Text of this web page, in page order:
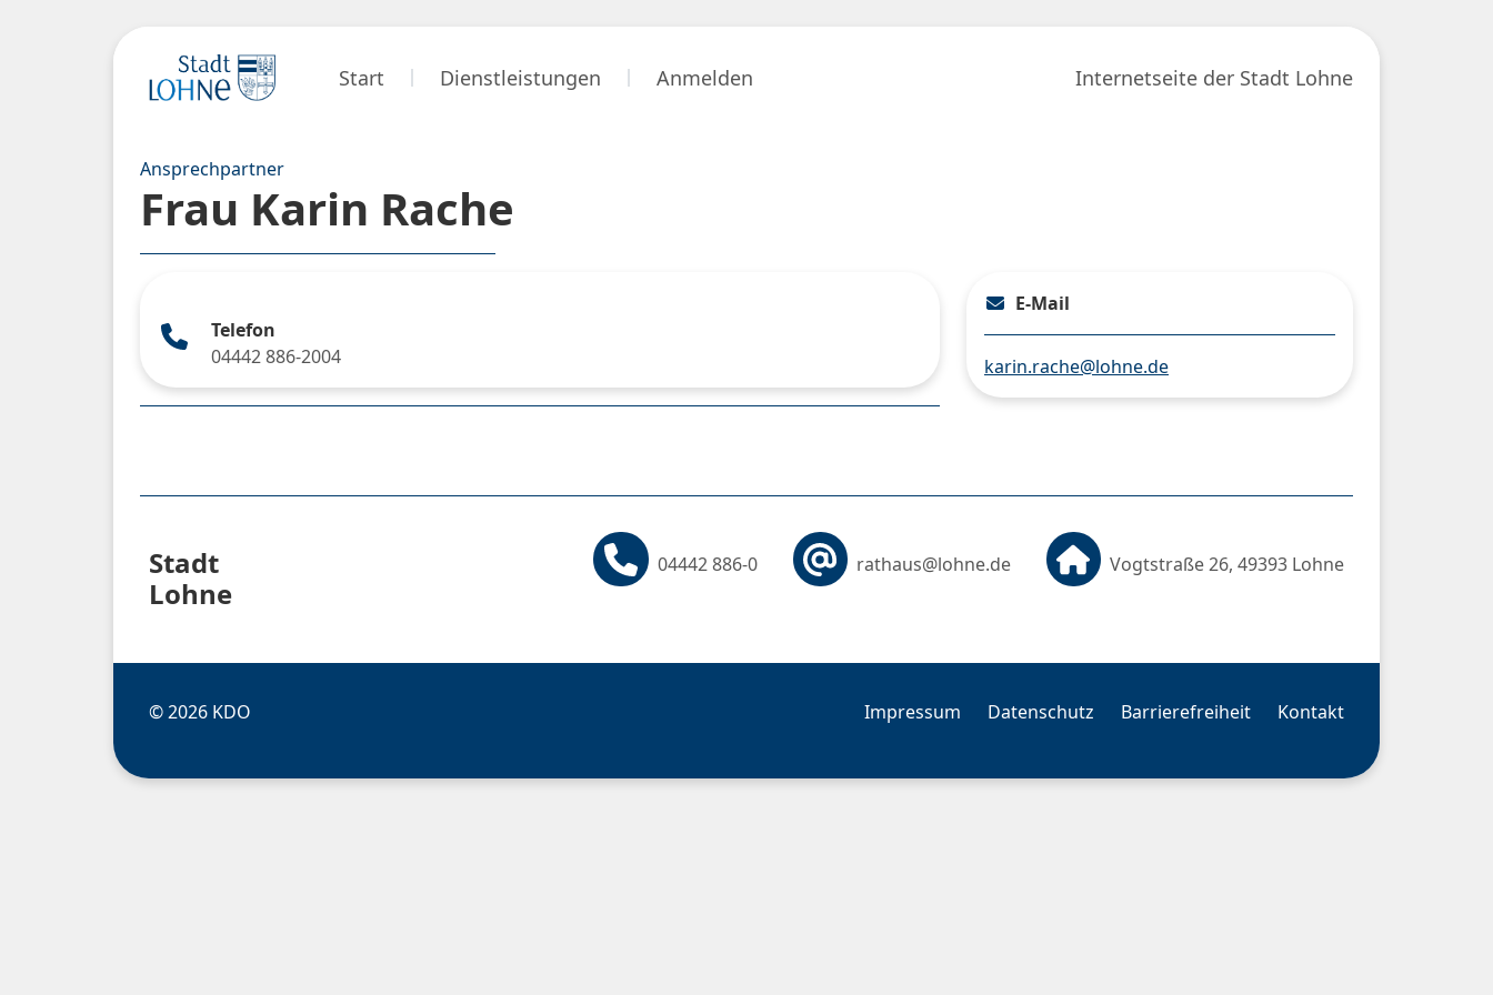
Start Dienstleistungen Anmelden Internetseite der Stadt Lohne
Ansprechpartner
Frau Karin Rache
Telefon
04442 886-2004
E-Mail
karin.rache@lohne.de
Stadt
Lohne
04442 886-0 rathaus@lohne.de Vogtstraße 26, 49393 Lohne
© 2026 KDO Impressum Datenschutz Barrierefreiheit Kontakt